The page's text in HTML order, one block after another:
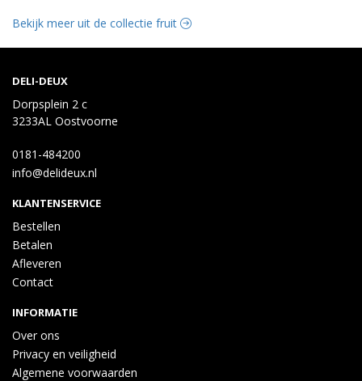
Bekijk meer uit de collectie fruit
DELI-DEUX
Dorpsplein 2 c
3233AL Oostvoorne
0181-484200
info@delideux.nl
KLANTENSERVICE
Bestellen
Betalen
Afleveren
Contact
INFORMATIE
Over ons
Privacy en veiligheid
Algemene voorwaarden